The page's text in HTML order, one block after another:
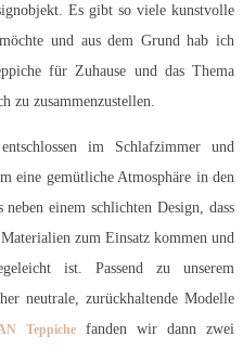
Es gibt so viele kunstvolle
und aus dem Grund hab ich
für Zuhause und das Thema
zu zusammenzustellen.
im Schlafzimmer und
eine gemütliche Atmosphäre in den
einem schlichten Design, dass
zum Einsatz kommen und
ist. Passend zu unserem
neutrale, zurückhaltende Modelle
Teppichefanden wir dann zwei